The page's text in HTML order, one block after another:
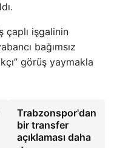
çaplı işgalinin
bağımsız
görüş yaymakla
Trabzonspor'dan
bir transfer
açıklaması daha